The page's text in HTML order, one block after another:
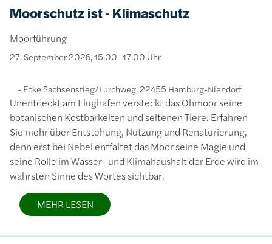
Moorschutz ist - Klimaschutz
Moorführung
27. September 2026, 15:00–17:00 Uhr
Ecke Sachsenstieg/Lurchweg, 22455 Hamburg-Niendorf
Unentdeckt am Flughafen versteckt das Ohmoor seine
botanischen Kostbarkeiten und seltenen Tiere. Erfahren
Sie mehr über Entstehung, Nutzung und Renaturierung,
denn erst bei Nebel entfaltet das Moor seine Magie und
seine Rolle im Wasser- und Klimahaushalt der Erde wird im
wahrsten Sinne des Wortes sichtbar.
MEHR LESEN